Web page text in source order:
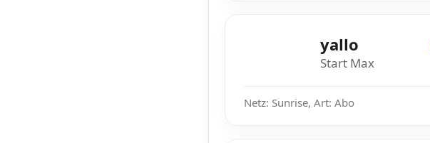
yallo
Start Max
Netz: Sunrise, Art: Abo